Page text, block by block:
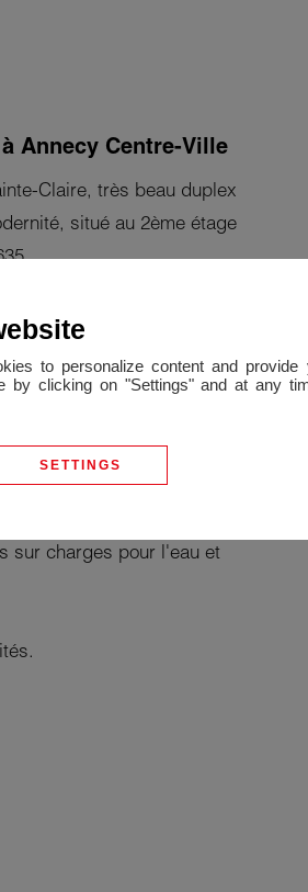
Annecy Centre-Ville
Claire, très beau duplex
situé au 2ème étage
de vie ouverte sur la
et une salle d'eau
d'eau avec son wc.
sur charges pour l'eau et
to personalize content and
by clicking on "Settings" and at any
SETTINGS